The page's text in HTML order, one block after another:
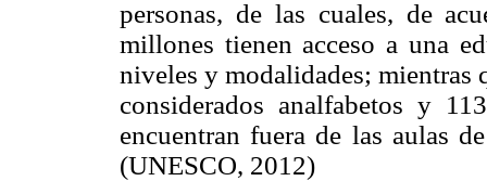
personas, de las cuales, de
millones tienen acceso a una
niveles y modalidades; mientras
considerados analfabetos y
encuentran fuera de las aulas
(UNESCO, 2012)